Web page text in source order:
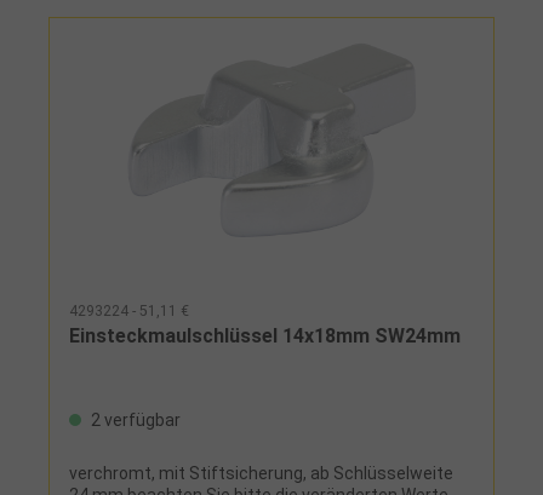
4293224 - 51,11 €
Einsteckmaulschlüssel 14x18mm SW24mm
2 verfügbar
verchromt, mit Stiftsicherung, ab Schlüsselweite